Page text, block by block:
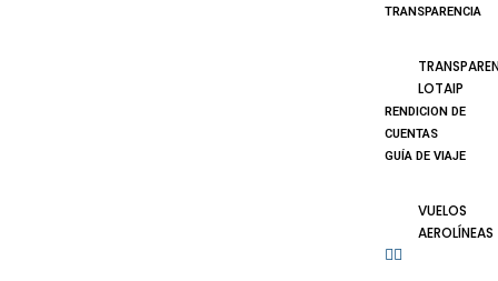
TRANSPARENCIA
LOTAIP
RENDICION DE
CUENTAS
GUÍA DE VIAJE
VUELOS
AEROLÍNEAS